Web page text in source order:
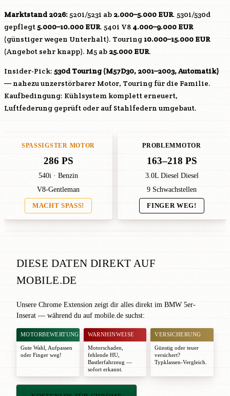
Marktstand 2026:520i/523i ab 2.000–5.000 EUR. 530i/530d
gepflegt5.000–10.000 EUR. 540i V8 4.000–9.000 EUR
(günstiger wegen Unterhalt). Touring 10.000–15.000 EUR
(Angebot sehr knapp). M5 ab 25.000 EUR.
Insider-Pick: 530d Touring (M57D30, 2001–2003, Automatik)
— nahezu unzerstörbarer Motor, Touring für die Familie.
Kaufbedingung: Kühlsystem komplett erneuert,
Luftfederung geprüft oder auf Stahlfedern umgebaut.
SPASSIGSTER MOTOR
286 PS
540i · Benzin
V8-Gentleman
MACHT SPASS!
PROBLEMMOTOR
163–218 PS
3.0L Diesel Diesel
9 Schwachstellen
FINGER WEG!
DIESE DATEN DIREKT AUF
MOBILE.DE
Unsere Chrome Extension zeigt dir alles direkt im BMW 5er-
Inserat — während du auf mobile.de suchst:
MOTORBEWERTUNG
Gute Wahl
Aufpassen
oder Finger weg!
WARNHINWEISE
Motorschaden,
fehlende HU,
Bastlerfahrzeug —
sofort erkannt.
VERSICHERUNG
Günstig oder teuer
versichert?
Typklassen-Vergleich.